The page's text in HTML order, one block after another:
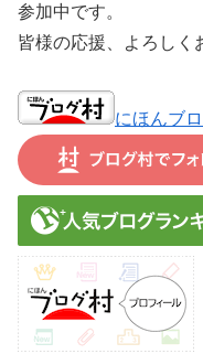
参加中です。
皆様の応援、よろしく
にほんブ